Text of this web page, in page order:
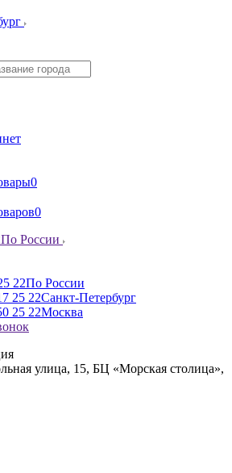
0
0
По России
22По России
25 22Санкт-Петербург
25 22Москва
улица, 15, БЦ «Морская столица»,